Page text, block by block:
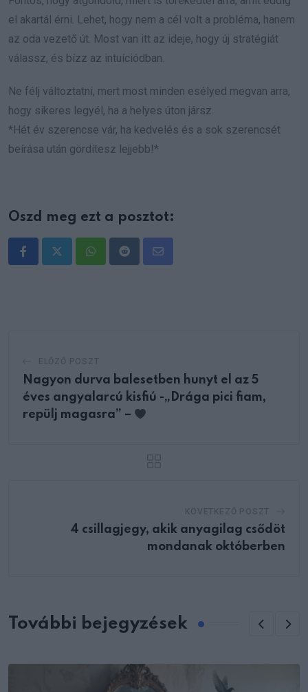
el akartál érni. Lehet, hogy nem a cél volt a probléma, hanem
az oda vezető út. Most van itt az ideje, hogy új stratégiát
válassz, és bízz az intuíciódban.
Ne félj változtatni, mert most minden esélyed megvan arra,
hogy sikeres legyél, ha a helyes úton jársz.
*Hét év szerencse vár, ha kedvelés és a sok szerencsét
beírása után gördítesz lejjebb!*
Oszd meg ezt a posztot:
WhatsappRedditShare
Nagyon durva balesetben hunyt el az 5
éves angyalarcú kisfiú -„Drága pici fiam,
repülj magasra” –
4 csillagjegy, akik anyagilag csődöt
mondanak októberben
További bejegyzések